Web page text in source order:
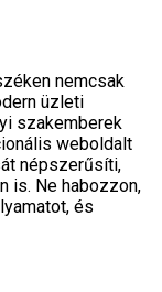
nemcsak
üzleti
szakemberek
weboldalt
népszerűsíti,
is. Ne habozzon,
és